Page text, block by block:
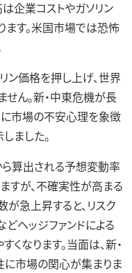
企業コストやガソリン
ます。米国市場では恐怖
価格を押し上げ、世界
ん。新・中東危機が長
市場の不安心理を象徴
ました。
算出される予想変動率
すが、不確実性が高まる
急上昇すると、リスク
どヘッジファンドによる
なります。当面は、新・
市場の関心が集まりま